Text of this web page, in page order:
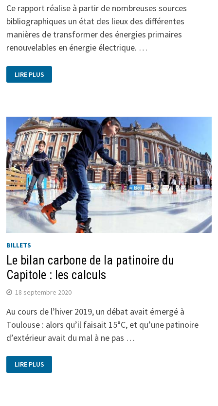
Ce rapport réalise à partir de nombreuses sources
bibliographiques un état des lieux des différentes
manières de transformer des énergies primaires
renouvelables en énergie électrique. …
LIRE PLUS
BILLETS
Le bilan carbone de la patinoire du
Capitole : les calculs
18 septembre 2020
Au cours de l’hiver 2019, un débat avait émergé à
Toulouse : alors qu’il faisait 15°C, et qu’une patinoire
d’extérieur avait du mal à ne pas …
LIRE PLUS